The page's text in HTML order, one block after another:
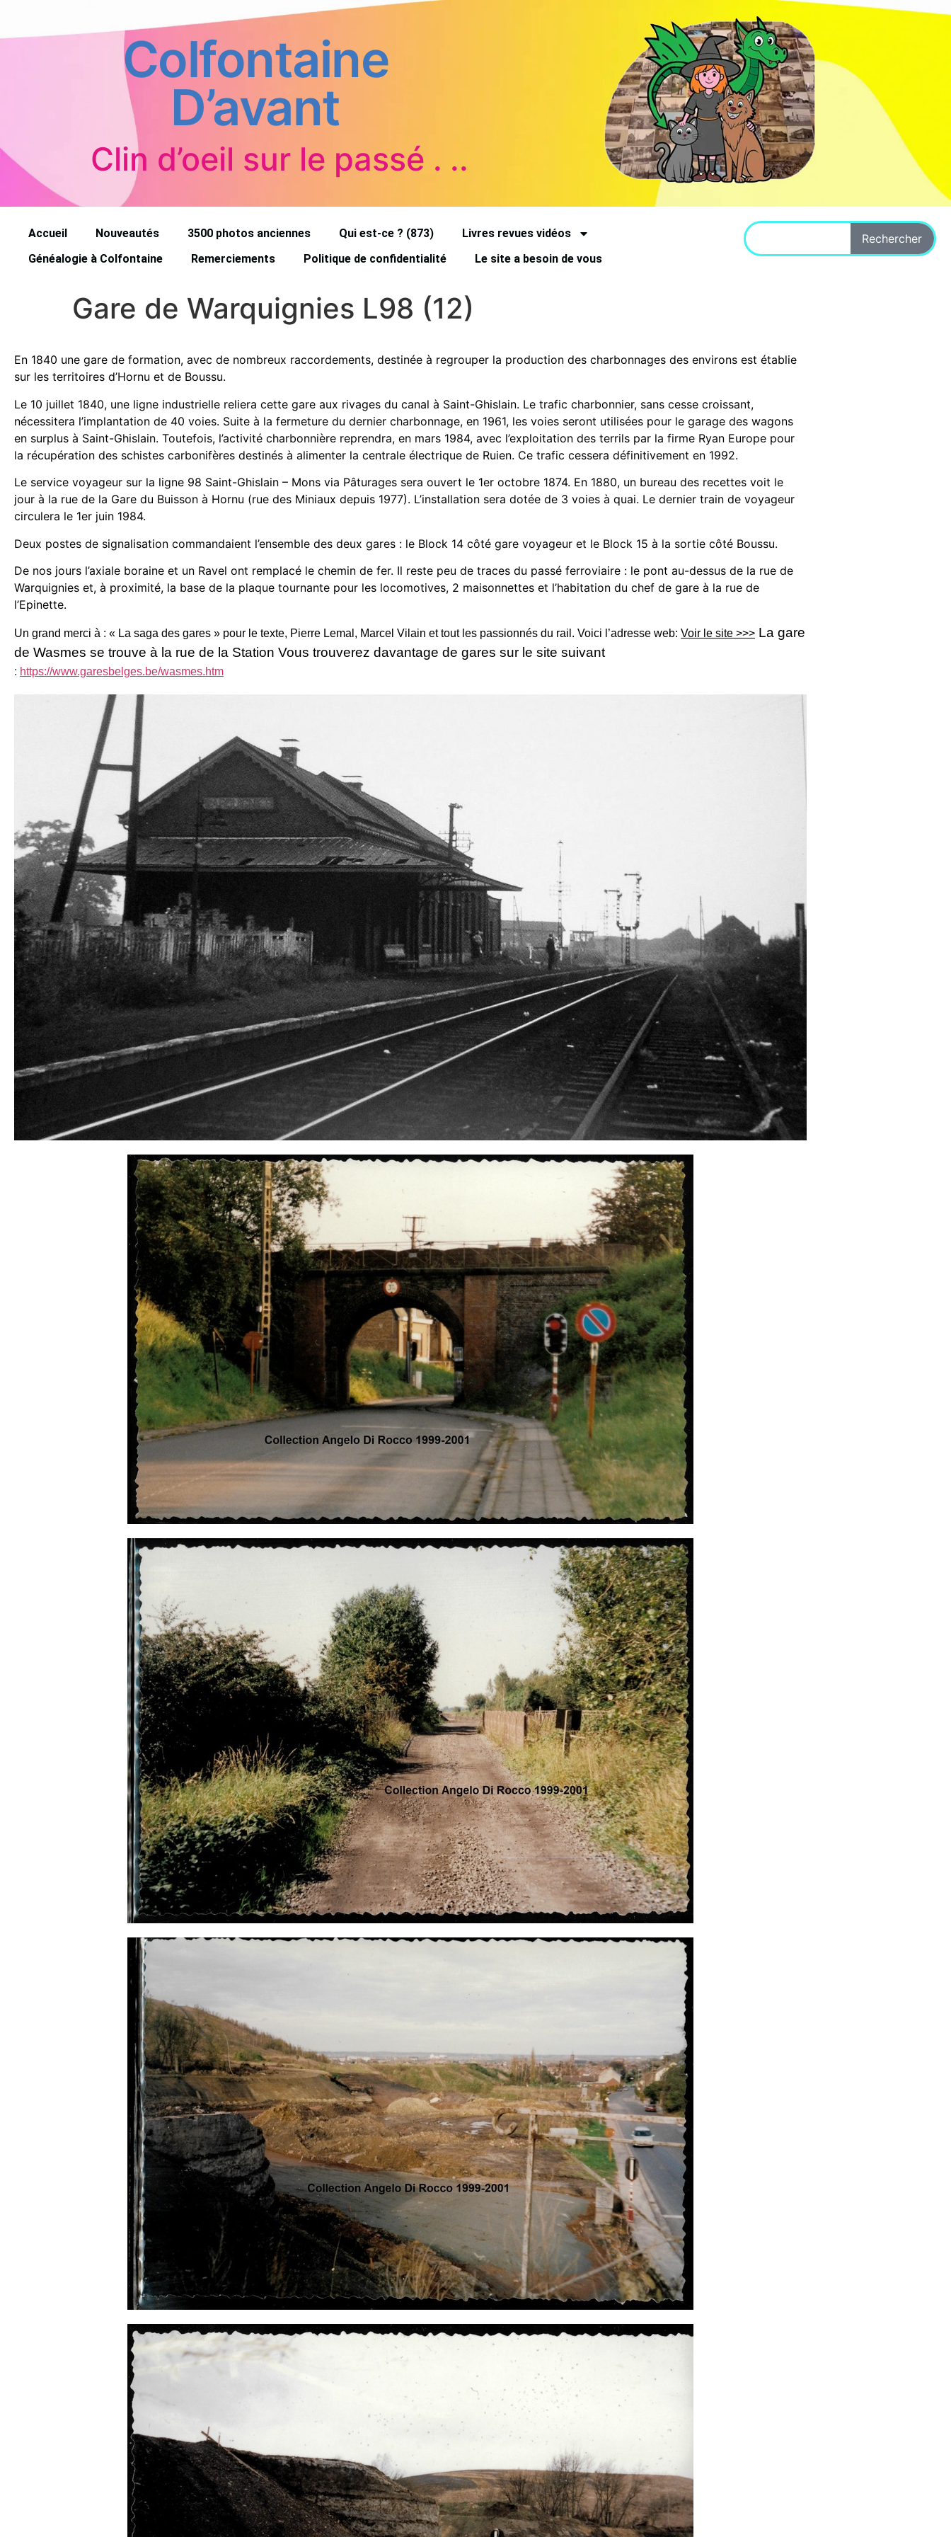
Colfontaine
D’avant
Clin d’oeil sur le passé . ..
Accueil Nouveautés 3500 photos anciennes Qui est-ce ? (873)
Livres revues vidéos
Généalogie à Colfontaine
Remerciements Politique de confidentialité Le site a besoin de vous
Rechercher
Gare de Warquignies L98 (12)
En 1840 une gare de formation, avec de nombreux raccordements, destinée à regrouper la production des charbonnages des environs est établie
sur les territoires d’Hornu et de Boussu.
Le 10 juillet 1840, une ligne industrielle reliera cette gare aux rivages du canal à Saint-Ghislain. Le trafic charbonnier, sans cesse croissant,
nécessitera l’implantation de 40 voies. Suite à la fermeture du dernier charbonnage, en 1961, les voies seront utilisées pour le garage des wagons
en surplus à Saint-Ghislain. Toutefois, l’activité charbonnière reprendra, en mars 1984, avec l’exploitation des terrils par la firme Ryan Europe pour
la récupération des schistes carbonifères destinés à alimenter la centrale électrique de Ruien. Ce trafic cessera définitivement en 1992.
Le service voyageur sur la ligne 98 Saint-Ghislain – Mons via Pâturages sera ouvert le 1er octobre 1874. En 1880, un bureau des recettes voit le
jour à la rue de la Gare du Buisson à Hornu (rue des Miniaux depuis 1977). L’installation sera dotée de 3 voies à quai. Le dernier train de voyageur
circulera le 1er juin 1984.
Deux postes de signalisation commandaient l’ensemble des deux gares : le Block 14 côté gare voyageur et le Block 15 à la sortie côté Boussu.
De nos jours l’axiale boraine et un Ravel ont remplacé le chemin de fer. Il reste peu de traces du passé ferroviaire : le pont au-dessus de la rue de
Warquignies et, à proximité, la base de la plaque tournante pour les locomotives, 2 maisonnettes et l’habitation du chef de gare à la rue de
l’Epinette.
Un grand merci à : « La saga des gares » pour le texte, Pierre Lemal, Marcel Vilain et tout les passionnés du rail. Voici l’adresse web: Voir le site >>> La gare
de Wasmes se trouve à la rue de la Station Vous trouverez davantage de gares sur le site suivant
: https://www.garesbelges.be/wasmes.htm